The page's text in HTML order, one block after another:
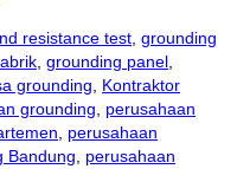
resistance test, grounding
, grounding panel,
grounding, Kontraktor
grounding, perusahaan
, perusahaan
Bandung, perusahaan